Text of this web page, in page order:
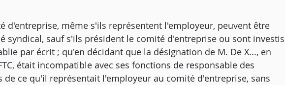
d'entreprise, même s'ils représentent l'employeur, peuvent être
syndical, sauf s'ils président le comité d'entreprise ou sont investis
par écrit ; qu'en décidant que la désignation de M. De X..., en
était incompatible avec ses fonctions de responsable des
de ce qu'il représentait l'employeur au comité d'entreprise, sans